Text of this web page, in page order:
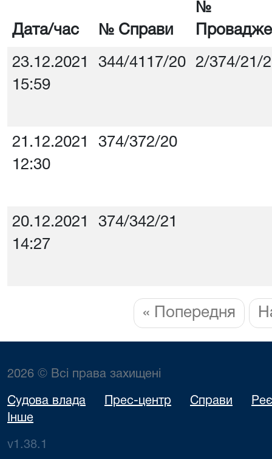
Дата/час № Справи
№
23.12.2021
15:59
344/4117/20 2/374/21/
21.12.2021
12:30
374/372/20
20.12.2021
14:27
374/342/21
« Попередня
2026 © Всі права захищені
Судова влада Прес-центр Справи
Інше
v1.38.1